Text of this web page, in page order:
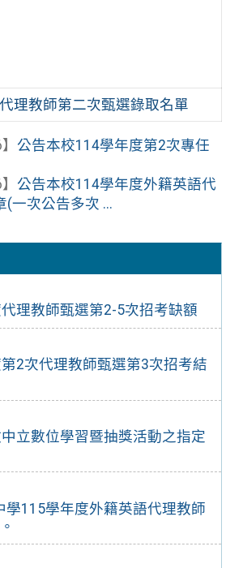
理教師甄選第2-5次招考缺額
2次代理教師甄選第3次招考結
立數位學習暨抽獎活動之指定
學115學年度外籍英語代理教師
理教師第二次甄選錄取名單
公告本校114學年度第2次專任
公告本校114學年度外籍英語代
一次公告多次 ...